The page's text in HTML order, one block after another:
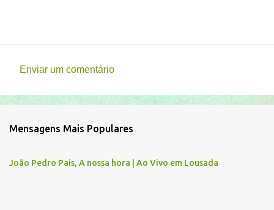
e
t
Enviar um comentário
Mensagens Mais Populares
João Pedro Pais, A nossa hora | Ao Vivo em Lousada